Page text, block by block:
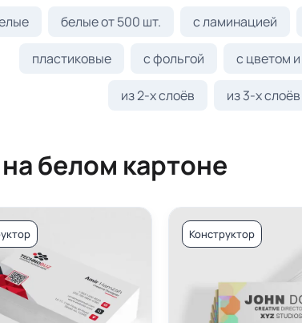
белые от 500 шт. с ламинацией
пластиковые с фольгой с цветом
из 2-х слоёв из 3-х слоёв
белом картоне
Конструктор